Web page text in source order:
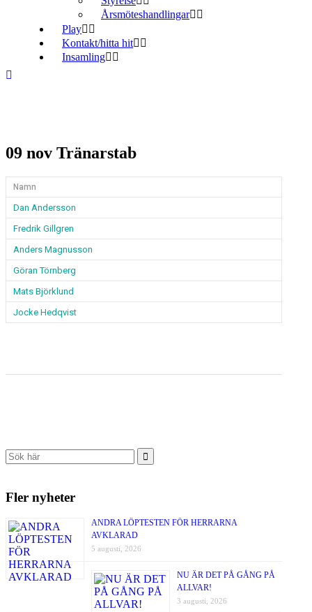
Årsmöteshandlingar
Play
Kontakt/hitta hit
Insamling
09 nov Tränarstab
Namn
Dan Andersson
Fredrik Gillgren
Anders Magnusson
Göran Törnberg
Mats Björklund
Jocke Hedqvist
Fler nyheter
ANDRA LÖPTESTEN FÖR HERRARNA
AVKLARAD
5 augusti, 2026
NU ÄR DET PÅ GÅNG PÅ
ALLVAR!
3 augusti, 2026